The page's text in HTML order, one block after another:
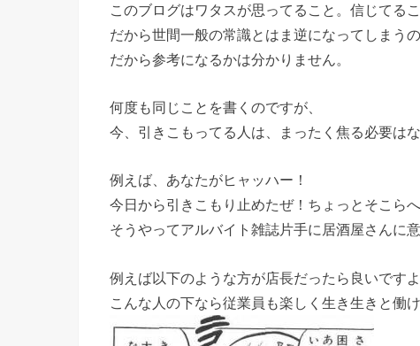
このブログはワタスが思ってること。信じてる
だから世間一般の常識とはま逆になってしまうの
だから参考になるかは分かりません。
何度も同じことを書くのですが、
今、引きこもってる人は、まったく焦る必要は
例えば、あなたがヒャッハー！
今日から引きこもり止めたぜ！ちょっとそこら
そうやってアルバイト雑誌片手に居酒屋さんに
例えば以下のような方が店長だったら良いですよ
こんな人の下なら従業員も楽しく生き生きと働